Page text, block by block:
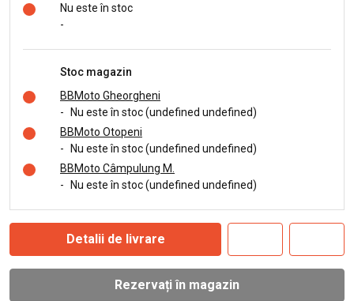
Nu este în stoc
-
Stoc magazin
BBMoto Gheorgheni
-
Nu este în stoc (undefined undefined)
BBMoto Otopeni
-
Nu este în stoc (undefined undefined)
BBMoto Câmpulung M.
-
Nu este în stoc (undefined undefined)
Detalii de livrare
Rezervați în magazin